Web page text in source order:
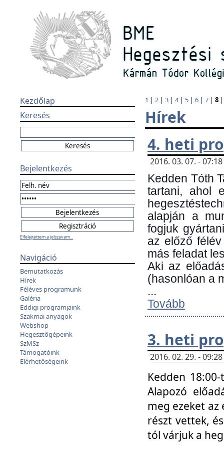
Kezdőlap
Keresés
Bejelentkezés
Elfelejtettem a jelszavam...
Navigáció
Bemutatkozás
Hírek
Féléves programunk
Galéria
Eddigi programjaink
Szakmai anyagok
Webshop
Hegesztőgépeink
SzMSz
Támogatóink
Elérhetőségeink
1 | 2 | 3 | 4| 5 | 6 | 7 | 8
Hírek
4. heti
2016. 03. 07. -
Kedden Tóth
tartani, ahol
alapján a
fogjuk
az előző
más feladat
Aki az
(hasonlóan a
...
Tovább
3. heti
2016. 02. 29. -
Kedden
Alapozó
meg ezeket
részt vettek,
tól várjuk a